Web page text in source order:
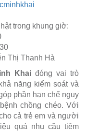
trong khung giờ:
Thị Thanh Hà
Khai đóng vai trò
năng kiểm soát và
phần hạn chế nguy
chồng chéo. Với
cả trẻ em và người
quả nhu cầu tiêm